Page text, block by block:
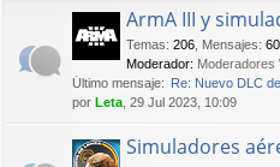
ArmA III y
Temas: 206 Mensajes:
Moderador: Moderadores
Último mensaje: Re: Nuevo DLC
por Leta , 29 Jul 2023, 10:09
Simuladores